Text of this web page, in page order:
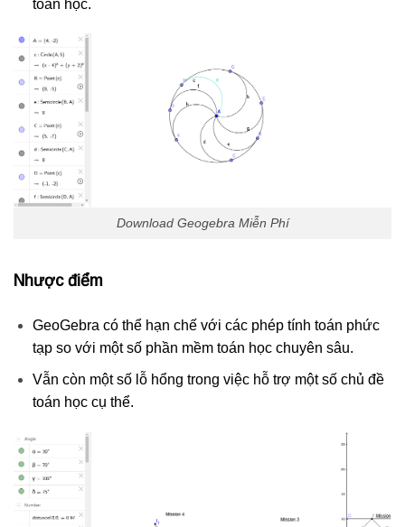
toán học.
Download Geogebra Miễn Phí
Nhược điểm
GeoGebra có thể hạn chế với các phép tính toán phức
tạp so với một số phần mềm toán học chuyên sâu.
Vẫn còn một số lỗ hổng trong việc hỗ trợ một số chủ đề
toán học cụ thể.